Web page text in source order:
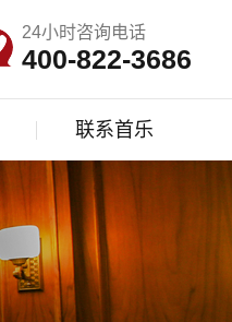
24小时咨询电话
400-822-3686
联系首乐
联系我们
人才招聘